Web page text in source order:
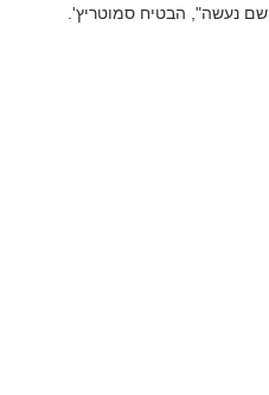
נעשה", הבטיח סמוטריץ'.